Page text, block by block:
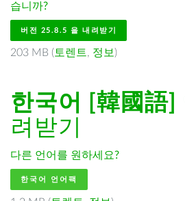
습니까?
버전 25.8.5 을 내려받기
203 MB ( 토렌트, 정보 )
한국어 [韓國語]
려받기
다른 언어를 원하세요?
한국어 언어팩